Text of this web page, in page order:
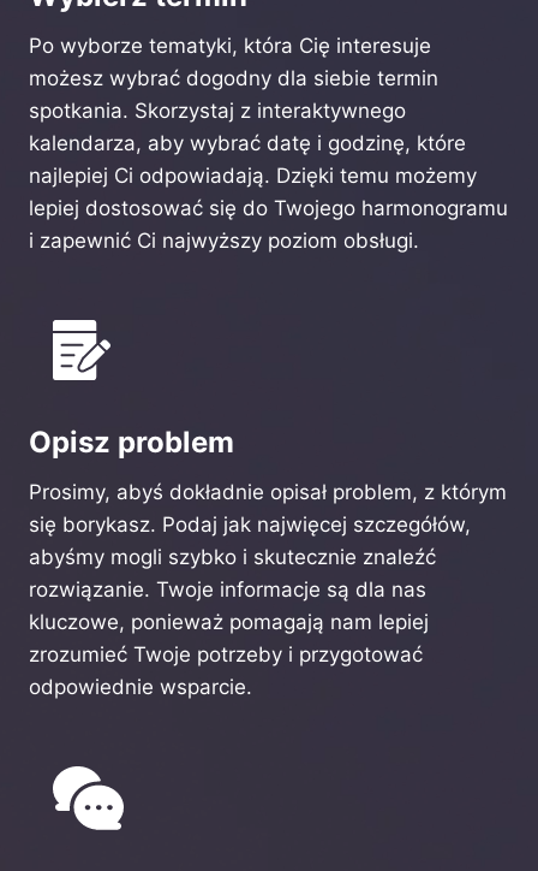
Po wyborze tematyki, która Cię interesuje
możesz wybrać dogodny dla siebie termin
spotkania. Skorzystaj z interaktywnego
kalendarza, aby wybrać datę i godzinę, które
najlepiej Ci odpowiadają. Dzięki temu możemy
lepiej dostosować się do Twojego harmonogramu
i zapewnić Ci najwyższy poziom obsługi.
Opisz problem
Prosimy, abyś dokładnie opisał problem, z którym
się borykasz. Podaj jak najwięcej szczegółów,
abyśmy mogli szybko i skutecznie znaleźć
rozwiązanie. Twoje informacje są dla nas
kluczowe, ponieważ pomagają nam lepiej
zrozumieć Twoje potrzeby i przygotować
odpowiednie wsparcie.